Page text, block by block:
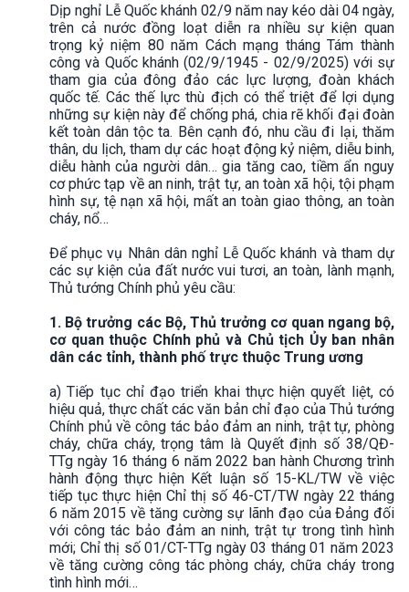
Dịp nghỉ Lễ Quốc khánh 02/9 năm nay kéo dài 04 ngày,
trên cả nước đồng loạt diễn ra nhiều sự kiện quan
trọng kỷ niệm 80 năm Cách mạng tháng Tám thành
công và Quốc khánh (02/9/1945 - 02/9/2025) với sự
tham gia của đông đảo các lực lượng, đoàn khách
quốc tế. Các thế lực thù địch có thể triệt để lợi dụng
những sự kiện này để chống phá, chia rẽ khối đại đoàn
kết toàn dân tộc ta. Bên cạnh đó, nhu cầu đi lại, thăm
thân, du lịch, tham dự các hoạt động kỷ niệm, diễu binh,
diễu hành của người dân… gia tăng cao, tiềm ẩn nguy
cơ phức tạp về an ninh, trật tự, an toàn xã hội, tội phạm
hình sự, tệ nạn xã hội, mất an toàn giao thông, an toàn
cháy, nổ…
Để phục vụ Nhân dân nghỉ Lễ Quốc khánh và tham dự
các sự kiện của đất nước vui tươi, an toàn, lành mạnh,
Thủ tướng Chính phủ yêu cầu:
1. Bộ trưởng các Bộ, Thủ trưởng cơ quan ngang bộ,
cơ quan thuộc Chính phủ và Chủ tịch Ủy ban nhân
dân các tỉnh, thành phố trực thuộc Trung ương
a) Tiếp tục chỉ đạo triển khai thực hiện quyết liệt, có
hiệu quả, thực chất các văn bản chỉ đạo của Thủ tướng
Chính phủ về công tác bảo đảm an ninh, trật tự, phòng
cháy, chữa cháy, trọng tâm là Quyết định số 38/QĐ-
TTg ngày 16 tháng 6 năm 2022 ban hành Chương trình
hành động thực hiện Kết luận số 15-KL/TW về việc
tiếp tục thực hiện Chỉ thị số 46-CT/TW ngày 22 tháng
6 năm 2015 về tăng cường sự lãnh đạo của Đảng đối
với công tác bảo đảm an ninh, trật tự trong tình hình
mới; Chỉ thị số 01/CT-TTg ngày 03 tháng 01 năm 2023
về tăng cường công tác phòng cháy, chữa cháy trong
tình hình mới…